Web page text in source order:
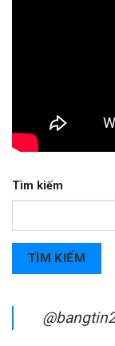
Tìm kiếm
TÌM KIẾM